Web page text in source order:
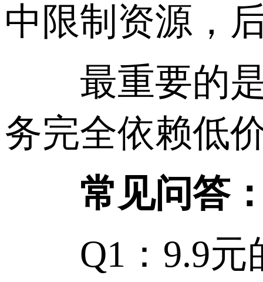
中限制资源，
最重要的是
务完全依赖低
常见问答
Q1：9.9元